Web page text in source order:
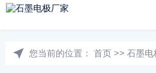
您当前的位置： 首页 >> 石墨电